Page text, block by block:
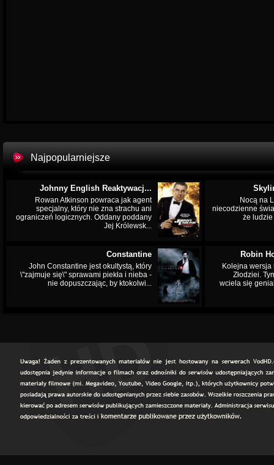
Najpopularniejsze
Johnny English Reaktywacj...
Rowan Atkinson powraca jak agent
specjalny, który nie zna strachu ani
ograniczeń logicznych. Oddany poddany
Jej Królewsk...
Nocą na
niecodzienne
że
Constantine
John Constantine jest okultystą, który
\"zajmuje się\" sprawami piekła i nieba -
nie dopuszczając, by ktokolwi...
Robin
Kolejna wersja
Złodziei.
wciela się